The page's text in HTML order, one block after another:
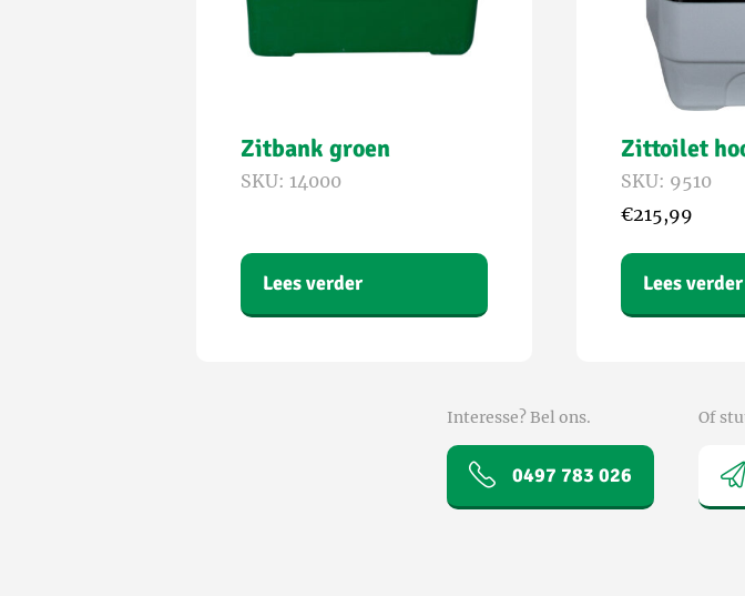
Zitbank groen
SKU: 14000
Lees verder
Zittoilet
SKU: 9510
€215,99
Lees verder
Interesse? Bel ons.
0497 783 026
Of